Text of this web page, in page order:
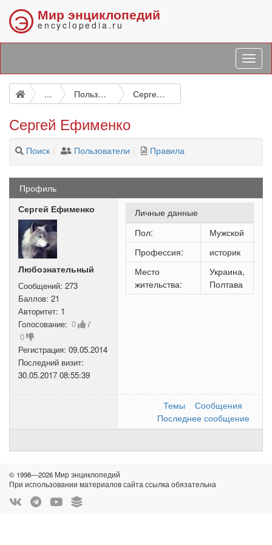
Э Мир энциклопедий
encyclopedia.ru
... Пользователи Сергей Ефименко
Сергей Ефименко
Поиск Пользователи Правила
Профиль
Сергей Ефименко
Любознательный
Сообщений: 273
Баллов: 21
Авторитет: 1
Голосование: 0
/
0
Регистрация: 09.05.2014
Последний визит:
30.05.2017 08:55:39
Личные данные
Пол:
Мужской
Профессия:
историк
Место
жительства:
Украина,
Полтава
Темы
Сообщения
Последнее сообщение
© 1998—2026 Мир энциклопедий
При использовании материалов сайта ссылка обязательна